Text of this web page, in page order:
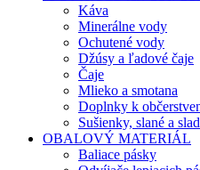
Káva
Minerálne vody
Ochutené vody
Džúsy a ľadové čaje
Čaje
Mlieko a smotana
Doplnky k
Sušienky, slané a
OBALOVÝ MATERIÁL
Baliace pásky